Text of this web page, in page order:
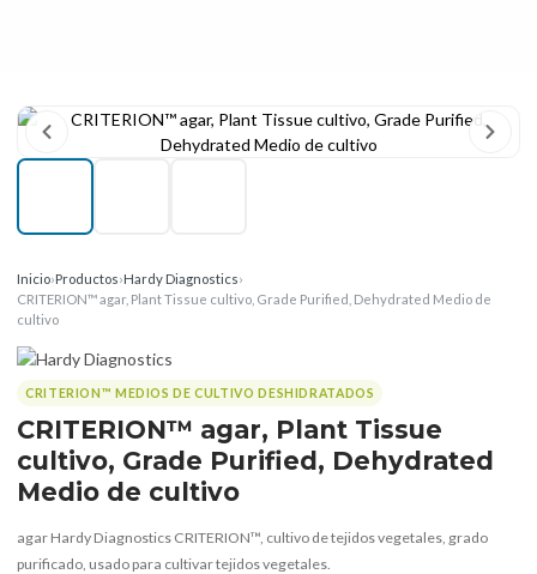
Inicio›Productos›Hardy Diagnostics›
CRITERION™ agar, Plant Tissue cultivo, Grade Purified, Dehydrated Medio de
cultivo
CRITERION™ MEDIOS DE CULTIVO DESHIDRATADOS
CRITERION™ agar, Plant Tissue
cultivo, Grade Purified, Dehydrated
Medio de cultivo
agar Hardy Diagnostics CRITERION™, cultivo de tejidos vegetales, grado
purificado, usado para cultivar tejidos vegetales.